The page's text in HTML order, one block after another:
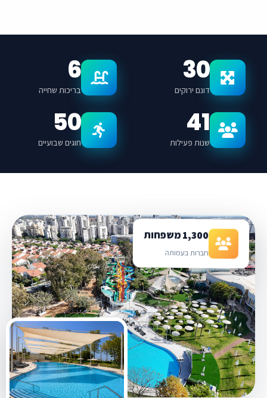
30
דונם ירוקים
6
בריכות שחייה
41
שנות פעילות
50
חוגים שבועיים
1,300 משפחות
חברות בעמותה